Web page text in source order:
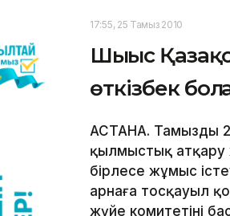
17:55, 25 Тамыз 2010
Шығыс
өткізбек
АСТАНА. Тамыздың
қылмыстық атқару
бірлесе жұмыс
арнаға тосқауыл
жүйе комитетінің